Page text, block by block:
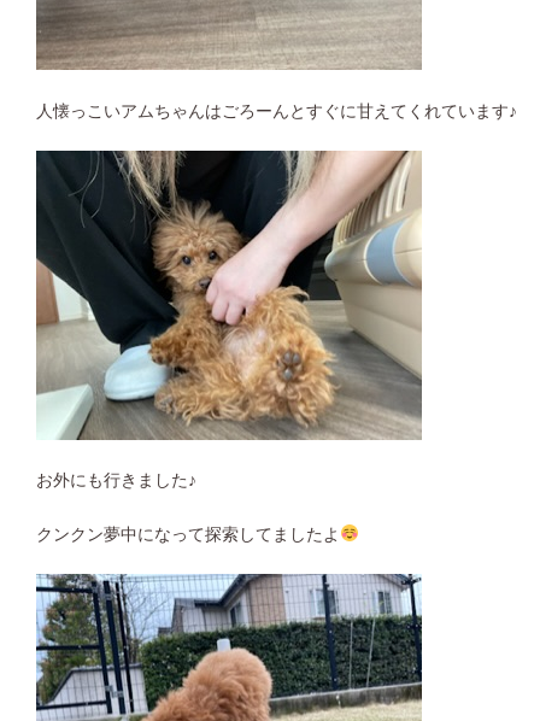
人懐っこいアムちゃんはごろーんとすぐに甘えてくれています♪
お外にも行きました♪
クンクン夢中になって探索してましたよ